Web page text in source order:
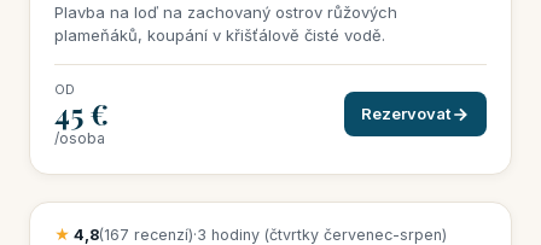
Plavba na loď na zachovaný ostrov růžových
plameňáků, koupání v křišťálově čisté vodě.
OD
45 €
/osoba
Rezervovat
★ 4,8(167 recenzí)·3 hodiny (čtvrtky červenec-srpen)